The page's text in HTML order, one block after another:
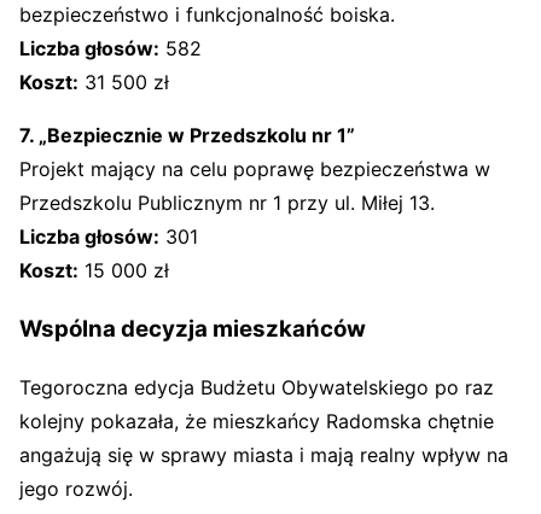
bezpieczeństwo i funkcjonalność boiska.
Liczba głosów: 582
Koszt: 31 500 zł
7. „Bezpiecznie w Przedszkolu nr 1”
Projekt mający na celu poprawę bezpieczeństwa w
Przedszkolu Publicznym nr 1 przy ul. Miłej 13.
Liczba głosów: 301
Koszt: 15 000 zł
Wspólna decyzja mieszkańców
Tegoroczna edycja Budżetu Obywatelskiego po raz
kolejny pokazała, że mieszkańcy Radomska chętnie
angażują się w sprawy miasta i mają realny wpływ na
jego rozwój.